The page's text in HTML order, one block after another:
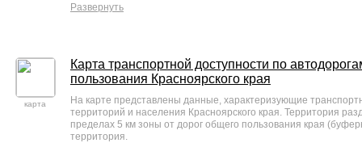
Развернуть
карта
Карта транспортной доступности по
пользования Красноярского края
На карте представлены данные, характеризующие
территорий и населения Красноярского края. Территория
пределах 5 км зоны от дорог общего пользования края
территория.